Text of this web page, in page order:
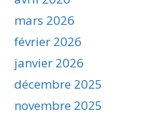
mars 2026
février 2026
janvier 2026
décembre 2025
novembre 2025